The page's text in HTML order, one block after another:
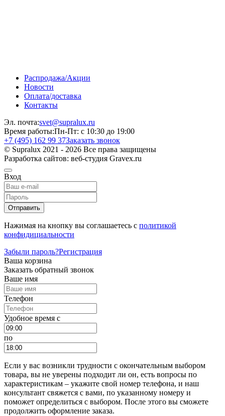
Распродажа/Акции
Новости
Оплата/доставка
Контакты
Эл. почта:svet@supralux.ru
Время работы:Пн-Пт: с 10:30 до 19:00
+7 (495) 162 99 37Заказать звонок
© Supralux 2021 - 2026 Все права защищены
Разработка сайтов: веб-студия Gravex.ru
Вход
Отправить
Нажимая на кнопку вы соглашаетесь с политикой
конфидициальности
Забыли пароль?Регистрация
Ваша корзина
Заказать обратный звонок
Ваше имя
Телефон
Удобное время c
по
Если у вас возникли трудности с окончательным выбором
товара, вы не уверены подходит ли он, есть вопросы по
характеристикам – укажите свой номер телефона, и наш
консультант свяжется с вами, по указанному номеру и
поможет определиться с выбором. После этого вы сможете
продолжить оформление заказа.